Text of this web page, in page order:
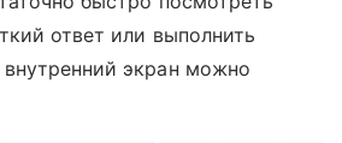
ответ или выполнить
экран можно